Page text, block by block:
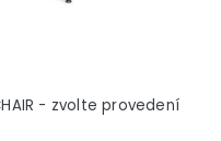
- zvolte provedení